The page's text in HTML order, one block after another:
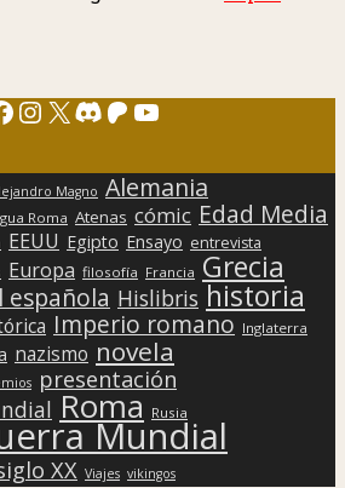
Instagram
X Discord
Patreon
YouTube
Magno Alemania
Roma Atenas cómic Edad Media
EEUU Egipto Ensayo entrevista
Europa filosofía Francia Grecia
española Hislibris historia
Imperio romano Inglaterra
nazismo novela
presentación
Roma Rusia
Mundial
XX Viajes vikingos